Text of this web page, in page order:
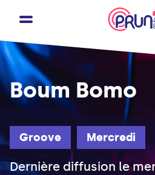
Groove Mercredi
Boum Bomo
Dernière diffusion le